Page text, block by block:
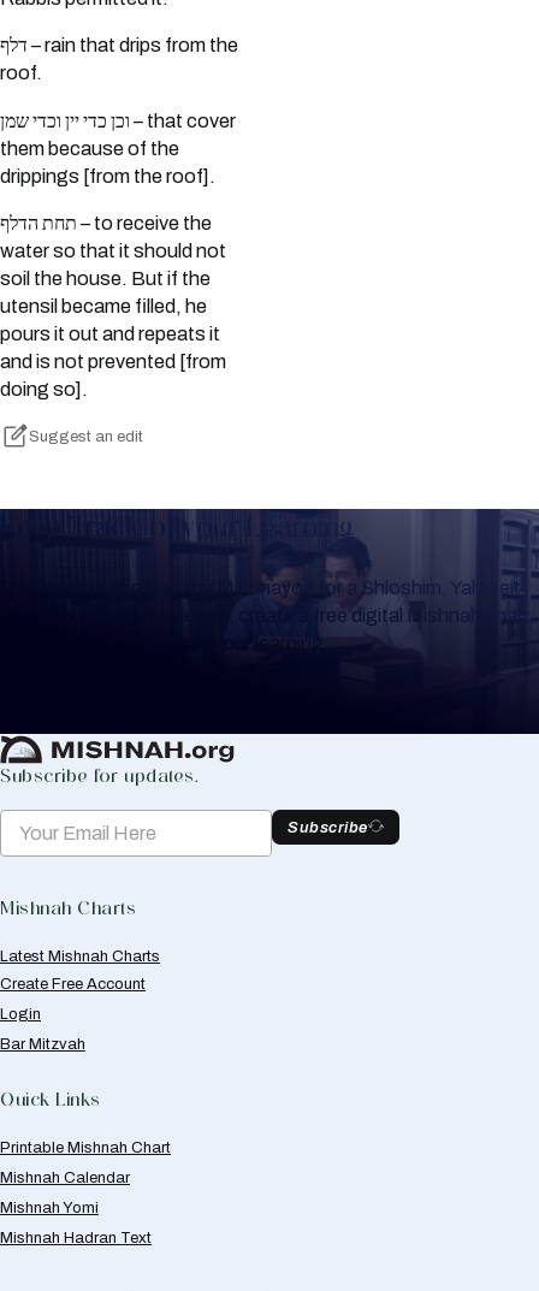
דלף – rain that drips from the
roof.
וכן כדי יין וכדי שמן – that cover
them because of the
drippings [from the roof].
תחת הדלף – to receive the
water so that it should not
soil the house. But if the
utensil became filled, he
pours it out and repeats it
and is not prevented [from
doing so].
Suggest an edit
Keep Track of your Learning
Whether you are learning Mishnayos for a Shloshim, Yahrzeit
or for your own knowledge, create a free digital Mishnah chart
to help you keep track of your learning.
Subscribe for updates.
Subscribe
Mishnah Charts
Latest Mishnah Charts
Create Free Account
Login
Bar Mitzvah
Quick Links
Printable Mishnah Chart
Mishnah Calendar
Mishnah Yomi
Mishnah Hadran Text